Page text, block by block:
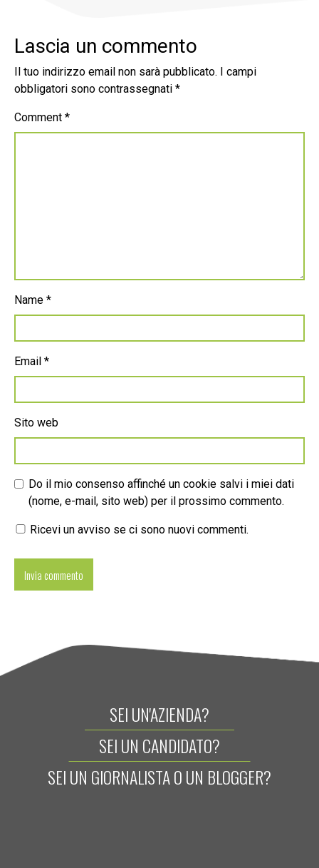
Lascia un commento
Il tuo indirizzo email non sarà pubblicato.
I campi
obbligatori sono contrassegnati *
Comment *
Name *
Email *
Sito web
Do il mio consenso affinché un cookie salvi i miei dati
(nome, e-mail, sito web) per il prossimo commento.
Ricevi un avviso se ci sono nuovi commenti.
SEI UN'AZIENDA?
SEI UN CANDIDATO?
SEI UN GIORNALISTA O UN BLOGGER?